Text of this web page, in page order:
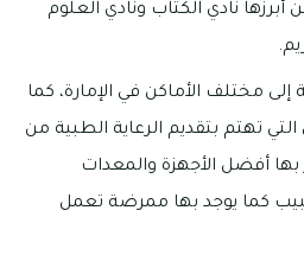
أبرزها نادي الكتاب ونادي العلوم
إلى مختلف الأماكن في الإمارة، كما
تهتم بتقديم الرعاية الطبية من
بها أفضل الأجهزة والمعدات
كما يوجد بها ممرضة تعمل